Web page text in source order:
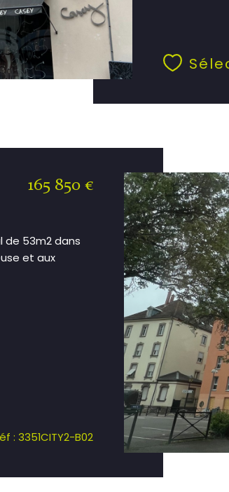
165 850 €
de 53m2 dans
et aux
: 3351CITY2-B02